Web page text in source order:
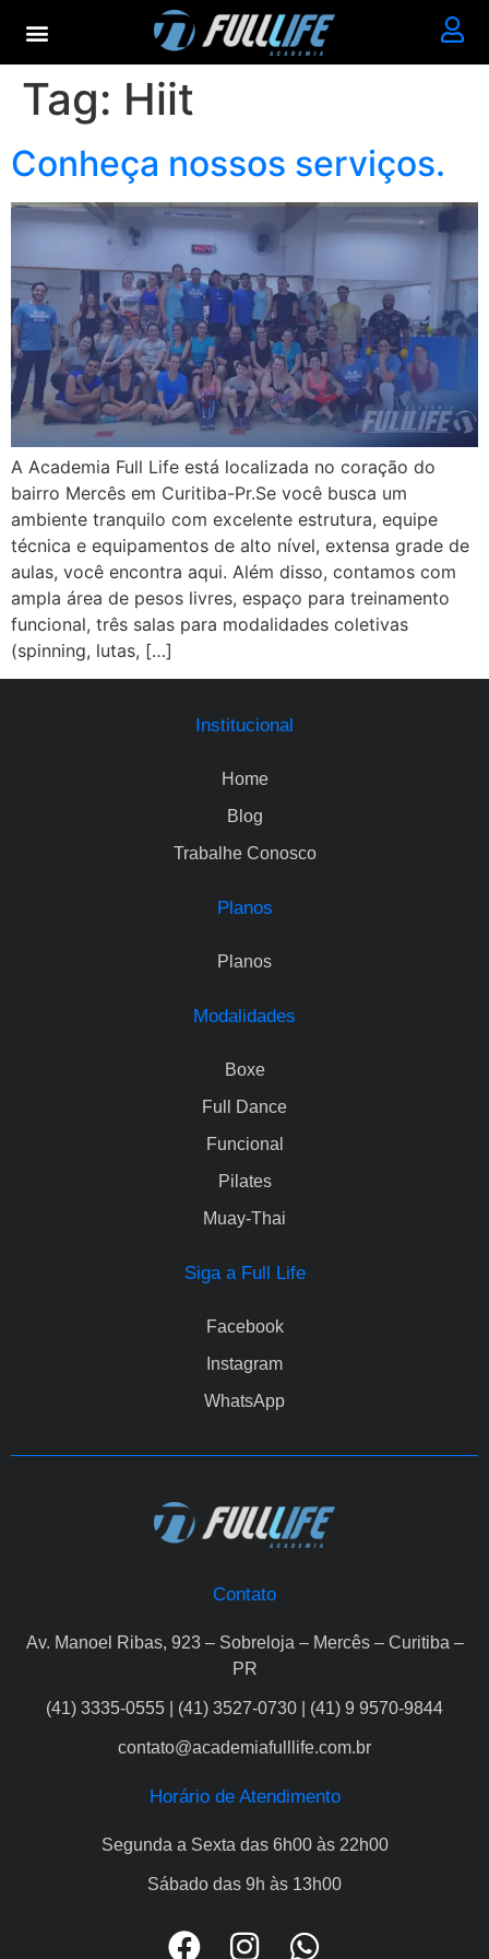
Tag: Hiit
Conheça nossos serviços.
A Academia Full Life está localizada no coração do
bairro Mercês em Curitiba-Pr.Se você busca um
ambiente tranquilo com excelente estrutura, equipe
técnica e equipamentos de alto nível, extensa grade de
aulas, você encontra aqui. Além disso, contamos com
ampla área de pesos livres, espaço para treinamento
funcional, três salas para modalidades coletivas
(spinning, lutas, […]
Institucional
Home
Blog
Trabalhe Conosco
Planos
Planos
Modalidades
Boxe
Full Dance
Funcional
Pilates
Muay-Thai
Siga a Full Life
Facebook
Instagram
WhatsApp
Contato
Av. Manoel Ribas, 923 – Sobreloja – Mercês – Curitiba –
PR
(41) 3335-0555 | (41) 3527-0730 | (41) 9 9570-9844
contato@academiafulllife.com.br
Horário de Atendimento
Segunda a Sexta das 6h00 às 22h00
Sábado das 9h às 13h00